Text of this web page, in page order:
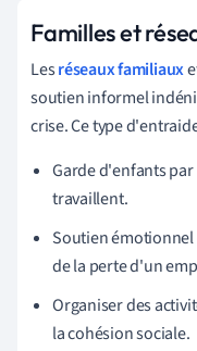
Familles et
Lesréseaux familiaux
soutien informel
crise. Ce type
Garde d'enfants
travaillent.
Soutien
de la perte d'un
Organiser des
la cohésion sociale.